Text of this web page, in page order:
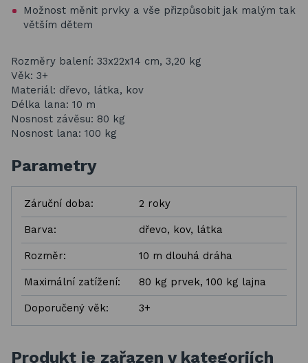
Možnost měnit prvky a vše přizpůsobit jak malým tak
větším dětem
Rozměry balení: 33x22x14 cm, 3,20 kg
Věk: 3+
Materiál: dřevo, látka, kov
Délka lana: 10 m
Nosnost závěsu: 80 kg
Nosnost lana: 100 kg
Parametry
Záruční doba: 2 roky
Barva: dřevo, kov, látka
Rozměr: 10 m dlouhá dráha
Maximální zatížení: 80 kg prvek, 100 kg lajna
Doporučený věk: 3+
Produkt je zařazen v kategoriích